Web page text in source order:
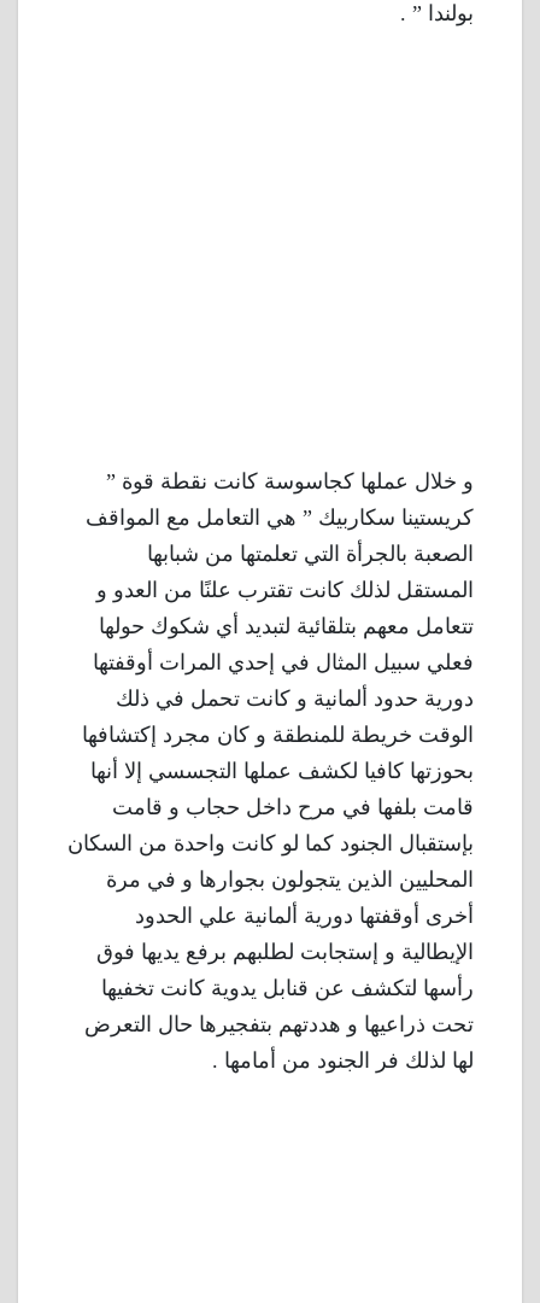
بولندا ” .
و خلال عملها كجاسوسة كانت نقطة قوة ”
كريستينا سكاربيك ” هي التعامل مع المواقف
الصعبة بالجرأة التي تعلمتها من شبابها
المستقل لذلك كانت تقترب علنًا من العدو و
تتعامل معهم بتلقائية لتبديد أي شكوك حولها
فعلي سبيل المثال في إحدي المرات أوقفتها
دورية حدود ألمانية و كانت تحمل في ذلك
الوقت خريطة للمنطقة و كان مجرد إكتشافها
بحوزتها كافيا لكشف عملها التجسسي إلا أنها
قامت بلفها في مرح داخل حجاب و قامت
بإستقبال الجنود كما لو كانت واحدة من السكان
المحليين الذين يتجولون بجوارها و في مرة
أخرى أوقفتها دورية ألمانية علي الحدود
الإيطالية و إستجابت لطلبهم برفع يديها فوق
رأسها لتكشف عن قنابل يدوية كانت تخفيها
تحت ذراعيها و هددتهم بتفجيرها حال التعرض
لها لذلك فر الجنود من أمامها .